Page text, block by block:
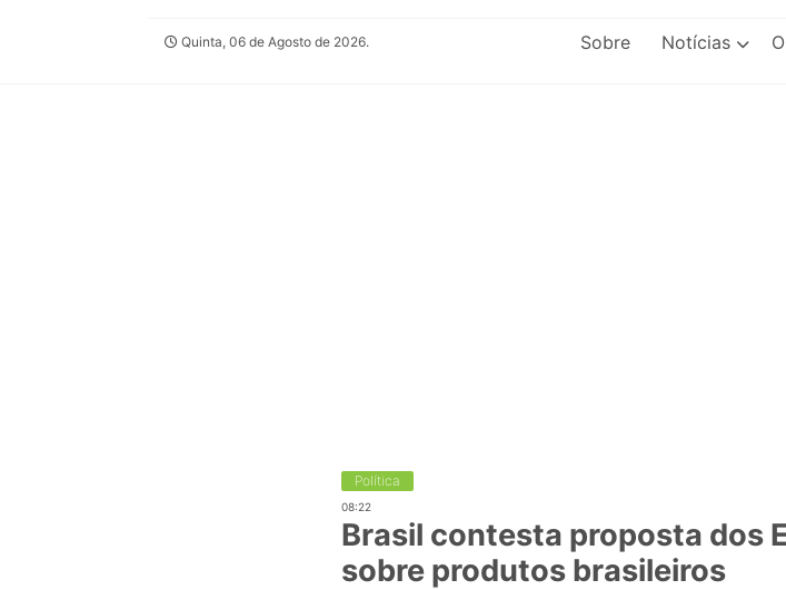
Quinta, 06 de Agosto de 2026. Sobre Notícias
Política
08:22
Brasil contesta proposta dos
sobre produtos brasileiros